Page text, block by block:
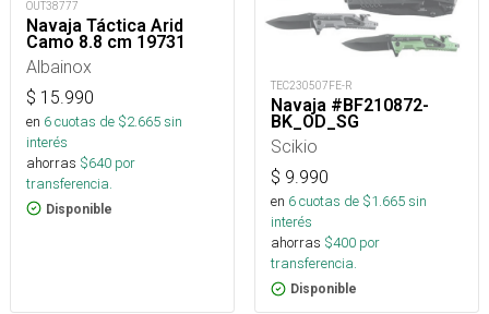
OUT38777
Navaja Táctica Arid
Camo 8.8 cm 19731
Albainox
$ 15.990
en 6cuotas de $2.665sin
interés
ahorras $640 por
transferencia.
Disponible
TEC230507FE-R
Navaja #BF210872-
BK_OD_SG
Scikio
$ 9.990
en 6cuotas de $1.665sin
interés
ahorras $400 por
transferencia.
Disponible